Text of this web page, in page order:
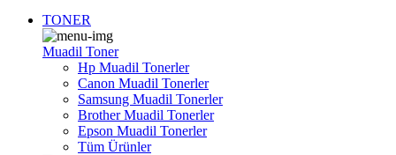
TONER
Muadil Toner
Hp Muadil Tonerler
Canon Muadil Tonerler
Samsung Muadil Tonerler
Brother Muadil Tonerler
Epson Muadil Tonerler
Tüm Ürünler